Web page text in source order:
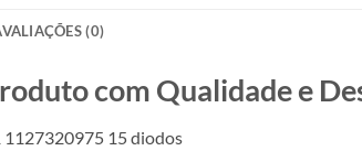
(0)
com Qualidade e
1127320975 15 diodos